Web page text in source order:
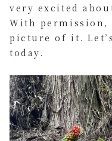
very excited
With permission,
picture of it.
today.